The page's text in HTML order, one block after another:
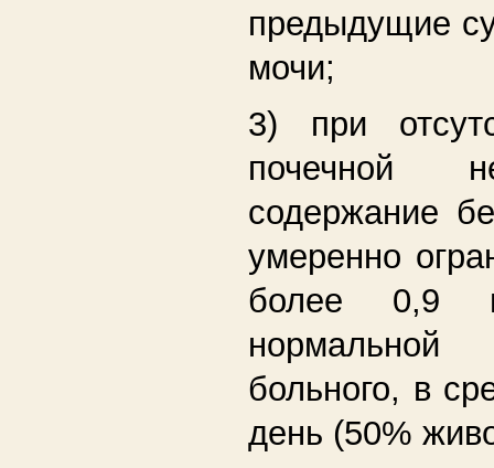
предыдущие
мочи;
3) при
почечной
содержание
умеренно
более
больного, в
день (50%